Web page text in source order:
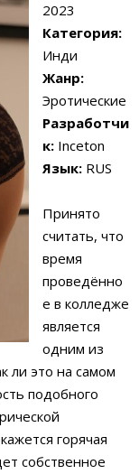
2023
Категория:
Инди
Жанр:
Эротические
Разработчи
к: Inceton
Язык: RUS
Принято
считать, что
время
проведённо
е в колледже
является
одним из
ли это на самом
подобного
горячая
собственное